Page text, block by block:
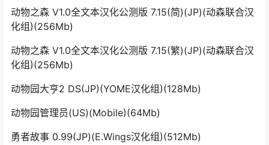
动物之森 V1.0全文本汉化公测版 7.15(简)(JP)(动森联合汉
化组)(256Mb)
动物之森 V1.0全文本汉化公测版 7.15(繁)(JP)(动森联合汉
化组)(256Mb)
动物园大亨2 DS(JP)(YOME汉化组)(128Mb)
动物园管理员(US)(Mobile)(64Mb)
勇者故事 0.99(JP)(E.Wings汉化组)(512Mb)